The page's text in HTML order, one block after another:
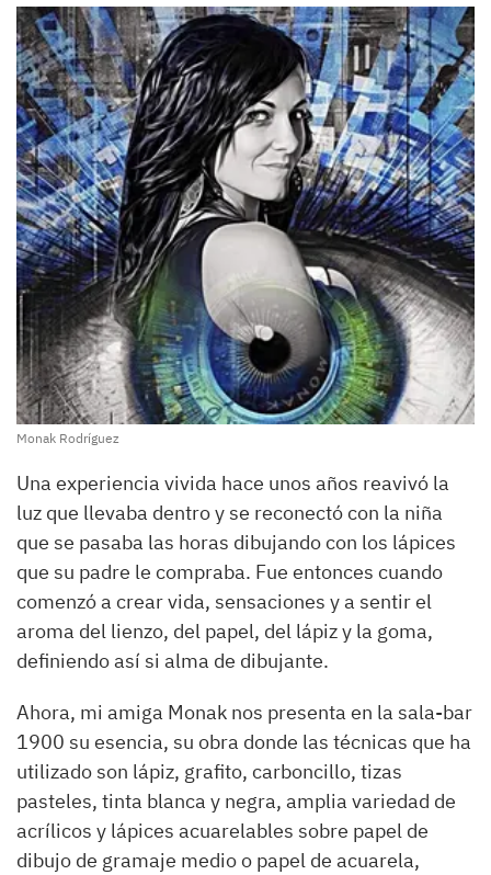
Monak Rodríguez
Una experiencia vivida hace unos años reavivó la
luz que llevaba dentro y se reconectó con la niña
que se pasaba las horas dibujando con los lápices
que su padre le compraba. Fue entonces cuando
comenzó a crear vida, sensaciones y a sentir el
aroma del lienzo, del papel, del lápiz y la goma,
definiendo así si alma de dibujante.
Ahora, mi amiga Monak nos presenta en la sala-bar
1900 su esencia, su obra donde las técnicas que ha
utilizado son lápiz, grafito, carboncillo, tizas
pasteles, tinta blanca y negra, amplia variedad de
acrílicos y lápices acuarelables sobre papel de
dibujo de gramaje medio o papel de acuarela,